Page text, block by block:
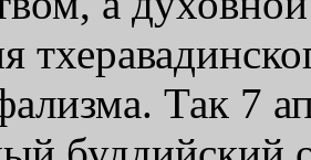
Так 7